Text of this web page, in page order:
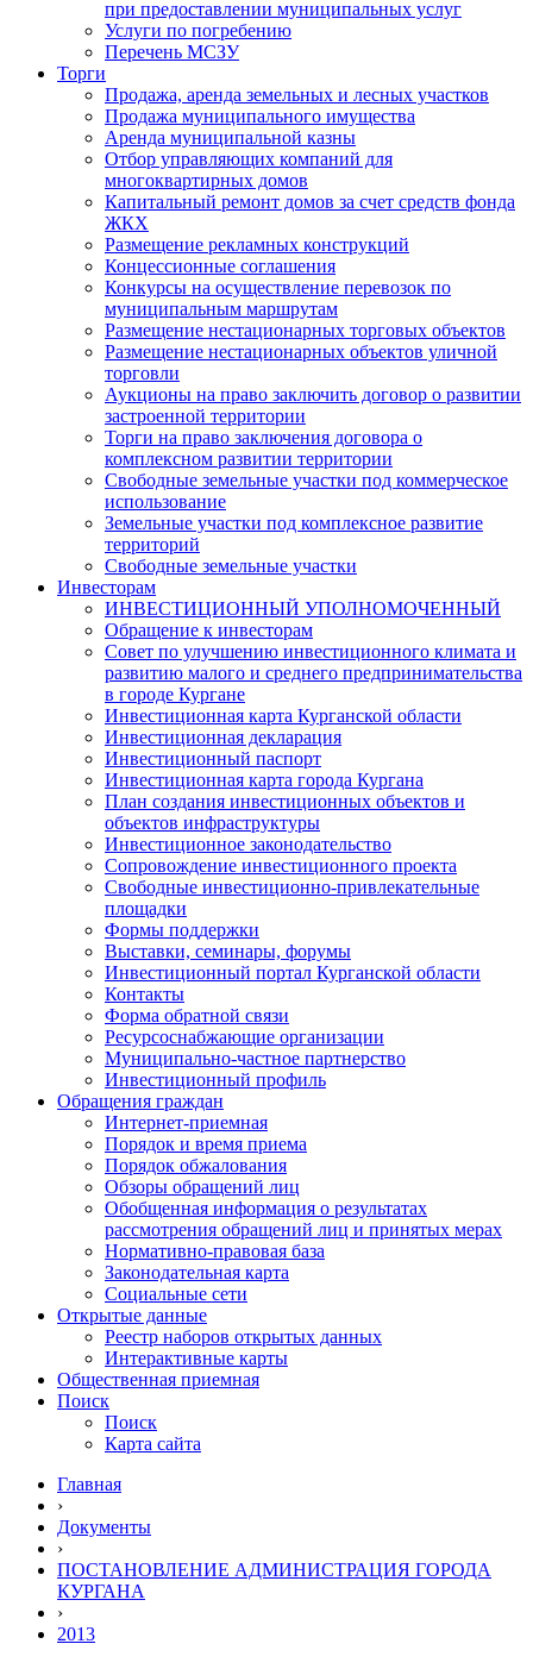
при предоставлении муниципальных услуг
Услуги по погребению
Перечень МСЗУ
Торги
Продажа, аренда земельных и лесных участков
Продажа муниципального имущества
Аренда муниципальной казны
Отбор управляющих компаний для
многоквартирных домов
Капитальный ремонт домов за счет средств фонда
ЖКХ
Размещение рекламных конструкций
Концессионные соглашения
Конкурсы на осуществление перевозок по
муниципальным маршрутам
Размещение нестационарных торговых объектов
Размещение нестационарных объектов уличной
торговли
Аукционы на право заключить договор о развитии
застроенной территории
Торги на право заключения договора о
комплексном развитии территории
Свободные земельные участки под коммерческое
использование
Земельные участки под комплексное развитие
территорий
Свободные земельные участки
Инвесторам
ИНВЕСТИЦИОННЫЙ УПОЛНОМОЧЕННЫЙ
Обращение к инвесторам
Совет по улучшению инвестиционного климата и
развитию малого и среднего предпринимательства
в городе Кургане
Инвестиционная карта Курганской области
Инвестиционная декларация
Инвестиционный паспорт
Инвестиционная карта города Кургана
План создания инвестиционных объектов и
объектов инфраструктуры
Инвестиционное законодательство
Сопровождение инвестиционного проекта
Свободные инвестиционно-привлекательные
площадки
Формы поддержки
Выставки, семинары, форумы
Инвестиционный портал Курганской области
Контакты
Форма обратной связи
Ресурсоснабжающие организации
Муниципально-частное партнерство
Инвестиционный профиль
Обращения граждан
Интернет-приемная
Порядок и время приема
Порядок обжалования
Обзоры обращений лиц
Обобщенная информация о результатах
рассмотрения обращений лиц и принятых мерах
Нормативно-правовая база
Законодательная карта
Социальные сети
Открытые данные
Реестр наборов открытых данных
Интерактивные карты
Общественная приемная
Поиск
Поиск
Карта сайта
Главная
›
Документы
›
ПОСТАНОВЛЕНИЕ АДМИНИСТРАЦИЯ ГОРОДА
КУРГАНА
›
2013